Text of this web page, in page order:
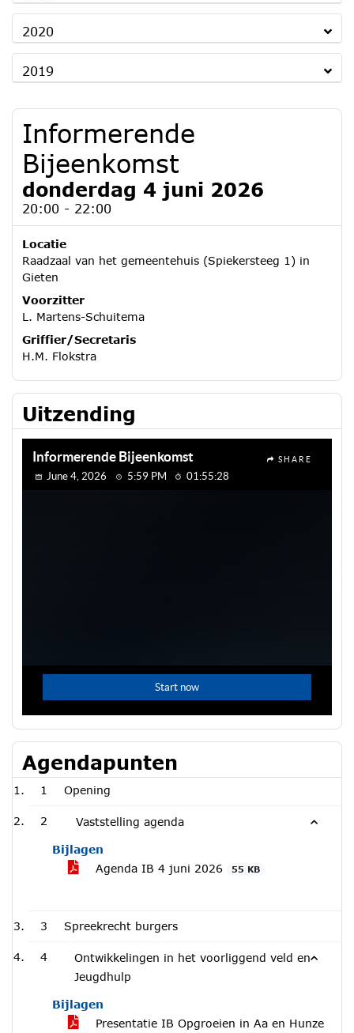
2020
2019
Informerende
Bijeenkomst
donderdag 4 juni 2026
20:00 - 22:00
Locatie
Raadzaal van het gemeentehuis (Spiekersteeg 1) in
Gieten
Voorzitter
L. Martens-Schuitema
Griffier/Secretaris
H.M. Flokstra
Uitzending
Agendapunten
1 Opening
2 Vaststelling agenda
Bijlagen
Agenda IB 4 juni 2026
55 KB
3 Spreekrecht burgers
4
Ontwikkelingen in het voorliggend veld en
Jeugdhulp
Bijlagen
Presentatie IB Opgroeien in Aa en Hunze